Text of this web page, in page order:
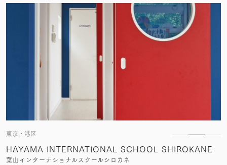
東京・港区
HAYAMA INTERNATIONAL SCHOOL SHIROKANE
葉山インターナショナルスクールシロカネ